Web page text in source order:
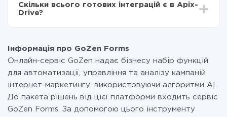
Ви оплачуєте лише кількість даних, які за фактом
передаються з однієї вашої системи в іншу через
при необхідності. Детальніше про
Скільки всього готових інтеграцій є в Apix-
Drive?
Інформація про GoZen Forms
Онлайн-сервіс GoZen надає бізнесу набір функцій
для автоматизації, управління та аналізу кампаній
інтернет-маркетингу, використовуючи алгоритми AI.
До пакета рішень від цієї платформи входить сервіс
GoZen Forms. За допомогою цього інструменту